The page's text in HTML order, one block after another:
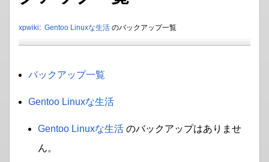
xpwiki: Gentoo Linuxな生活 のバックアップ一覧
バックアップ一覧
Gentoo Linuxな生活
Gentoo Linuxな生活 のバックアップはありませ
ん。